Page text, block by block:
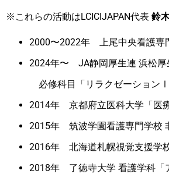
※これらの活動はLCICIJAPAN代表 鈴
2000〜2022年 上尾中央看護専
2024年〜 JA静岡厚生連 浜松厚
必修科目「リラクゼーション
2014年 京都府立医科大学「医
2015年 筑波学園看護専門学校
2016年 北海道札幌視覚支援学
2018年 了徳寺大学 看護学科「